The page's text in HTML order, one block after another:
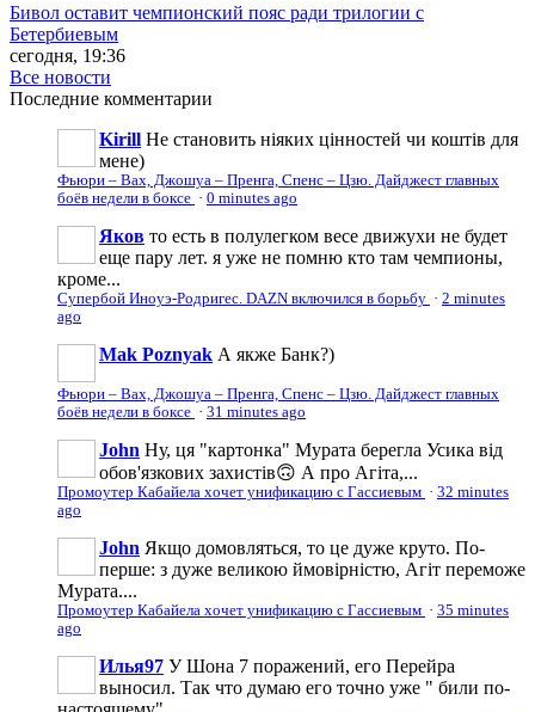
Бивол оставит чемпионский пояс ради трилогии с
Бетербиевым
сегодня, 19:36
Все новости
Последние комментарии
Kirill Не становить ніяких цінностей чи коштів для
мене)
Фьюри – Вах, Джошуа – Пренга, Спенс – Цзю. Дайджест главных
боёв недели в боксе · 0 minutes ago
Яков то есть в полулегком весе движухи не будет
еще пару лет. я уже не помню кто там чемпионы,
кроме...
Супербой Иноуэ-Родригес. DAZN включился в борьбу · 2 minutes
ago
Mak Poznyak А якже Банк?)
Фьюри – Вах, Джошуа – Пренга, Спенс – Цзю. Дайджест главных
боёв недели в боксе · 31 minutes ago
John Ну, ця "картонка" Мурата берегла Усика від
обов'язкових захистів🙃 А про Агіта,...
Промоутер Кабайела хочет унификацию с Гассиевым · 32 minutes
ago
John Якщо домовляться, то це дуже круто. По-
перше: з дуже великою ймовірністю, Агіт переможе
Мурата....
Промоутер Кабайела хочет унификацию с Гассиевым · 35 minutes
ago
Илья97 У Шона 7 поражений, его Перейра
выносил. Так что думаю его точно уже " били по-